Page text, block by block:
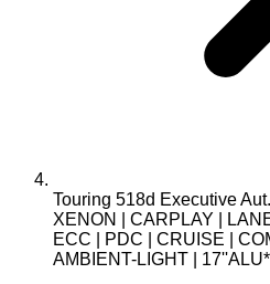
Touring 518d Executive
XENON | CARPLAY |
ECC | PDC | CRUISE |
AMBIENT-LIGHT | 17''ALU*